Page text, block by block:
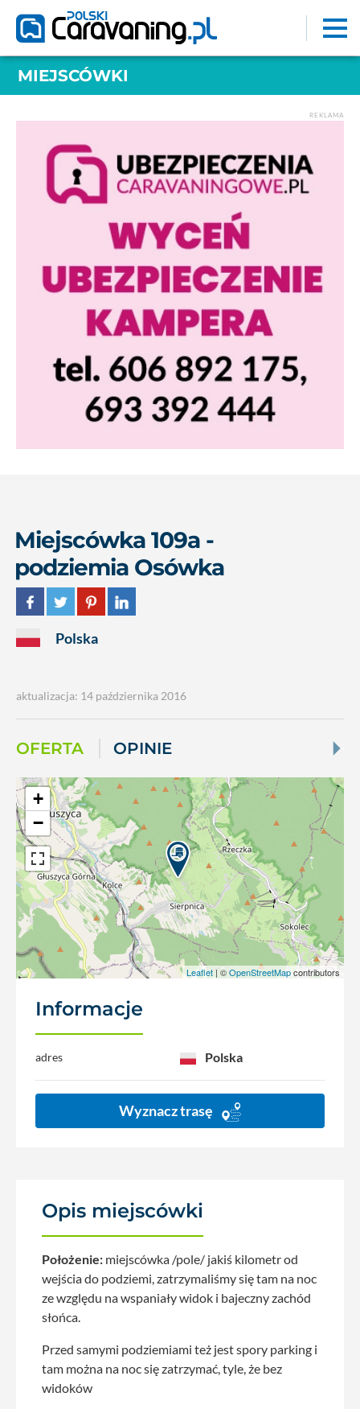
MIEJSCÓWKI
REKLAMA
Miejscówka 109a -
podziemia Osówka
Polska
aktualizacja: 14 października 2016
OFERTA OPINIE
+
−
Leaflet | ©OpenStreetMapcontributors
Informacje
adres Polska
Wyznacz trasę
Opis miejscówki
Położenie: miejscówka /pole/ jakiś kilometr od
wejścia do podziemi, zatrzymaliśmy się tam na noc
ze względu na wspaniały widok i bajeczny zachód
słońca.
Przed samymi podziemiami też jest spory parking i
tam można na noc się zatrzymać, tyle, że bez
widoków